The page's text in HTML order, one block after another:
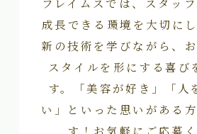
成長できる環境を大切に
新の技術を学びながら、
スタイルを形にする喜び
す。「美容が好き」「人
い」といった思いがある
す！お気軽にご応募く